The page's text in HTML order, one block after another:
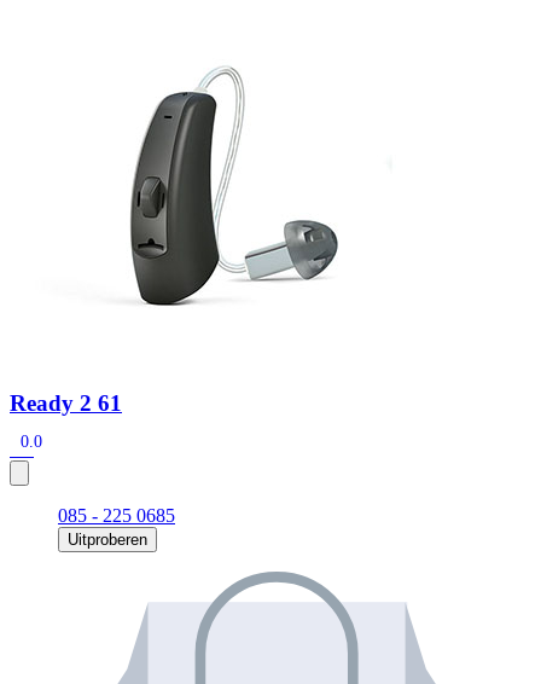
Signia hoortoestellen Signia Pure BCT IX
Audio Service R LI 7
HoortoestelbatterijenWidex filters
Onderhoudsartikelen
Signia Active Mini IX - Oplaadbaar
De Signia Active Mini IX is het nieuwste hoortoestel van Signia.
Ready 2 61
0.0
085 - 225 0685
Uitproberen